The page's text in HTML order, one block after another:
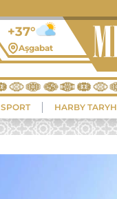
+37°
Aşgabat
SPORT HARBY TARYH